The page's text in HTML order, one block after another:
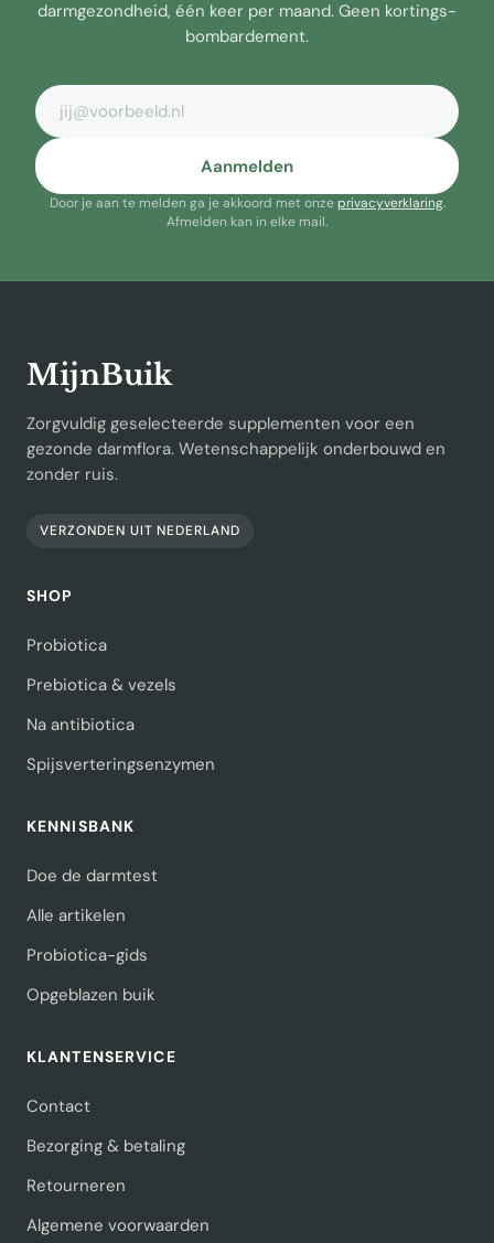
darmgezondheid, één keer per maand. Geen kortings-
bombardement.
E-mailadres
Aanmelden
Door je aan te melden ga je akkoord met onzeprivacyverklaring.
Afmelden kan in elke mail.
MijnBuik
Zorgvuldig geselecteerde supplementen voor een
gezonde darmflora. Wetenschappelijk onderbouwd en
zonder ruis.
VERZONDEN UIT NEDERLAND
SHOP
Probiotica
Prebiotica & vezels
Na antibiotica
Spijsverteringsenzymen
KENNISBANK
Doe de darmtest
Alle artikelen
Probiotica-gids
Opgeblazen buik
KLANTENSERVICE
Contact
Bezorging & betaling
Retourneren
Algemene voorwaarden